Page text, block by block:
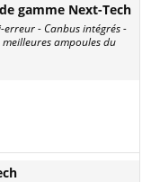
gamme Next-Tech
erreur - Canbus intégrés -
ampoules du